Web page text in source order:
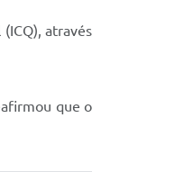
através
que o